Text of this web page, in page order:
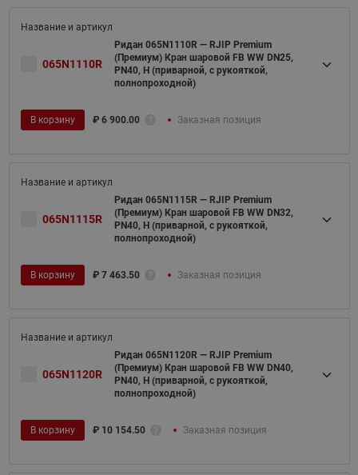
065N1110R
Ридан 065N1110R — RJIP Premium
(Премиум) Кран шаровой FB WW DN25,
PN40, H (приварной, с рукояткой,
полнопроходной)
В корзину ₽ 6 900.00 Заказная позиция
065N1115R
Ридан 065N1115R — RJIP Premium
(Премиум) Кран шаровой FB WW DN32,
PN40, H (приварной, с рукояткой,
полнопроходной)
В корзину ₽ 7 463.50 Заказная позиция
065N1120R
Ридан 065N1120R — RJIP Premium
(Премиум) Кран шаровой FB WW DN40,
PN40, H (приварной, с рукояткой,
полнопроходной)
В корзину ₽ 10 154.50 Заказная позиция